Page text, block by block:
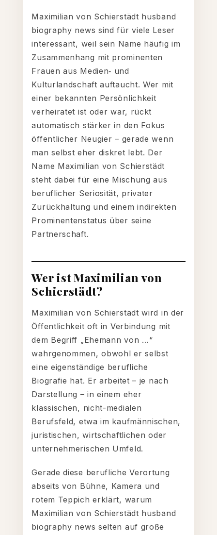
Maximilian von Schierstädt husband
biography news sind für viele Leser
interessant, weil sein Name häufig im
Zusammenhang mit prominenten
Frauen aus Medien‑ und
Kulturlandschaft auftaucht. Wer mit
einer bekannten Persönlichkeit
verheiratet ist oder war, rückt
automatisch stärker in den Fokus
öffentlicher Neugier – gerade wenn
man selbst eher diskret lebt. Der
Name Maximilian von Schierstädt
steht dabei für eine Mischung aus
beruflicher Seriosität, privater
Zurückhaltung und einem indirekten
Prominentenstatus über seine
Partnerschaft.
Wer ist Maximilian von
Schierstädt?
Maximilian von Schierstädt wird in der
Öffentlichkeit oft in Verbindung mit
dem Begriff „Ehemann von …“
wahrgenommen, obwohl er selbst
eine eigenständige berufliche
Biografie hat. Er arbeitet – je nach
Darstellung – in einem eher
klassischen, nicht-medialen
Berufsfeld, etwa im kaufmännischen,
juristischen, wirtschaftlichen oder
unternehmerischen Umfeld.
Gerade diese berufliche Verortung
abseits von Bühne, Kamera und
rotem Teppich erklärt, warum
Maximilian von Schierstädt husband
biography news selten auf große